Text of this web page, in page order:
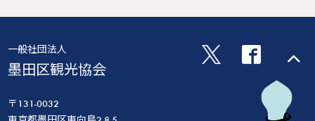
一般社団法人
墨田区観光協会
〒131-0032